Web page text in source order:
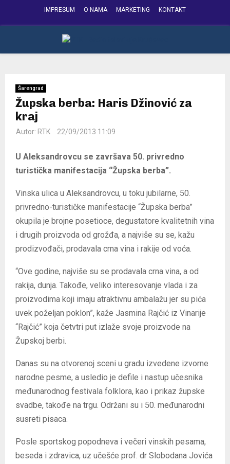
IMPRESUM O NAMA MARKETING KONTAKT
PRIMARY
MENU
Šarengrad
Župska berba: Haris Džinović za
kraj
Autor: RTK 22/09/2013 11:09
U Aleksandrovcu se završava 50. privredno
turistička manifestacija “Župska berba”.
Vinska ulica u Aleksandrovcu, u toku jubilarne, 50.
privredno-turističke manifestacije “Župska berba”
okupila je brojne posetioce, degustatore kvalitetnih vina
i drugih proizvoda od grožđa, a najviše su se, kažu
prodizvođači, prodavala crna vina i rakije od voća.
“Ove godine, najviše su se prodavala crna vina, a od
rakija, dunja. Takođe, veliko interesovanje vlada i za
proizvodima koji imaju atraktivnu ambalažu jer su pića
uvek poželjan poklon”, kaže Jasmina Rajčić iz Vinarije
“Rajčić” koja četvtri put izlaže svoje proizvode na
Župskoj berbi.
Danas su na otvorenoj sceni u gradu izvedene izvorne
narodne pesme, a usledio je defile i nastup učesnika
međunarodnog festivala folklora, kao i prikaz župske
svadbe, takođe na trgu. Održani su i 50. međunarodni
susreti pisaca.
Posle sportskog popodneva i večeri vinskih pesama,
beseda i zdravica, uz učešće prof. dr Slobodana Jovića